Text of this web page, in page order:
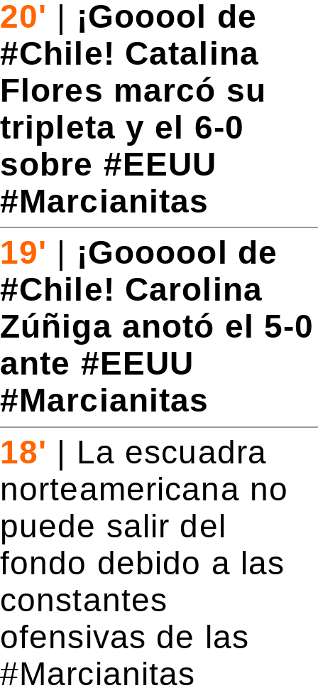
20' | ¡Gooool de
#Chile! Catalina
Flores marcó su
tripleta y el 6-0
sobre #EEUU
#Marcianitas
19'
¡Goooool de
#Chile! Carolina
Zúñiga anotó el 5-0
ante #EEUU
#Marcianitas
18' | La escuadra
norteamericana no
puede salir del
fondo debido a las
constantes
ofensivas de las
#Marcianitas